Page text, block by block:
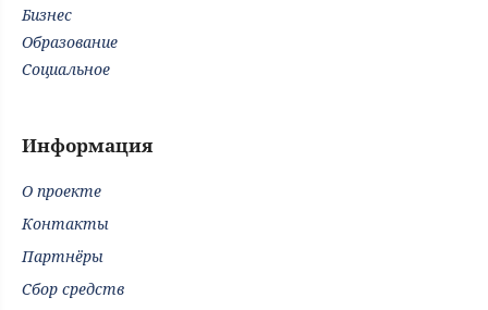
Бизнес
Образование
Социальное
Информация
О проекте
Контакты
Партнёры
Сбор средств